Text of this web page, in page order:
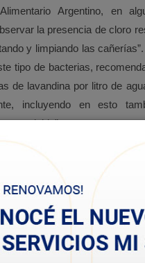
Argentino, en
la presencia de cloro
y limpiando las
tipo de bacterias,
de lavandina por litro de
incluyendo en esto
nos ocurre algo así”
sabotaje, Santana
y la simultaneidad en los
en alguien en particular y
lugares que se realizan